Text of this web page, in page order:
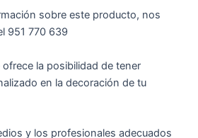
sobre este producto, nos
951 770 639
ofrece la posibilidad de tener
en la decoración de tu
y los profesionales adecuados